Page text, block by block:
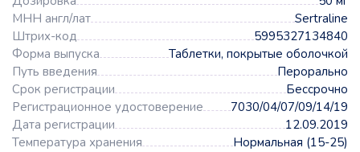
МНН англ/лат
Sertraline
Штрих-код
5995327134840
Форма выпуска
Таблетки, покрытые оболочкой
Путь введения
Перорально
Срок регистрации
Бессрочно
Регистрационное удостоверение
7030/04/07/09/14/19
Дата регистрации
12.09.2019
Температура хранения
Нормальная (15-25)